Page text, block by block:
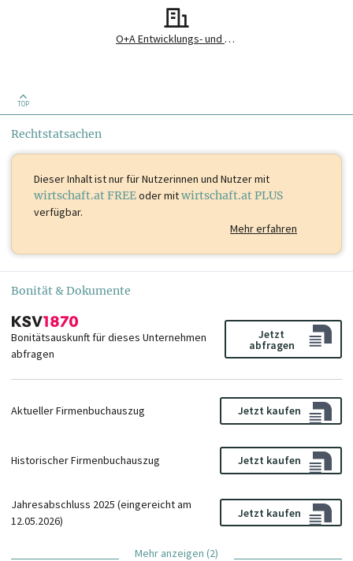
O+A Entwicklungs- und Betriebs GmbH
TOP
Rechtstatsachen
Dieser Inhalt istnur für Nutzerinnen und Nutzer mit
wirtschaft.at FREEoder mitwirtschaft.at PLUS
verfügbar.
Mehr erfahren
Bonität & Dokumente
Bonitätsauskunft für dieses Unternehmen
abfragen
Jetzt
abfragen
Aktueller Firmenbuchauszug Jetzt kaufen
Historischer Firmenbuchauszug Jetzt kaufen
Jahresabschluss 2025 (eingereicht am
12.05.2026)
Jetzt kaufen
Mehr anzeigen (2)